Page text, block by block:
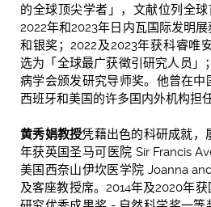
的全球顶尖学者」，文献位列全
2022年和2023年日内瓦国际发明
和银奖；2022及2023年获科睿唯
选为「全球最广获徵引研究人员」
病学会颁发研究导师奖。他曾在中
西班牙和美国的许多国内外机构担
黄秀娟教授凭藉出色的科研成就，
年获英国圣马可医院 Sir Francis
美国西奈山伊坎医学院 Joanna
及客座教授席。2014年及2020年